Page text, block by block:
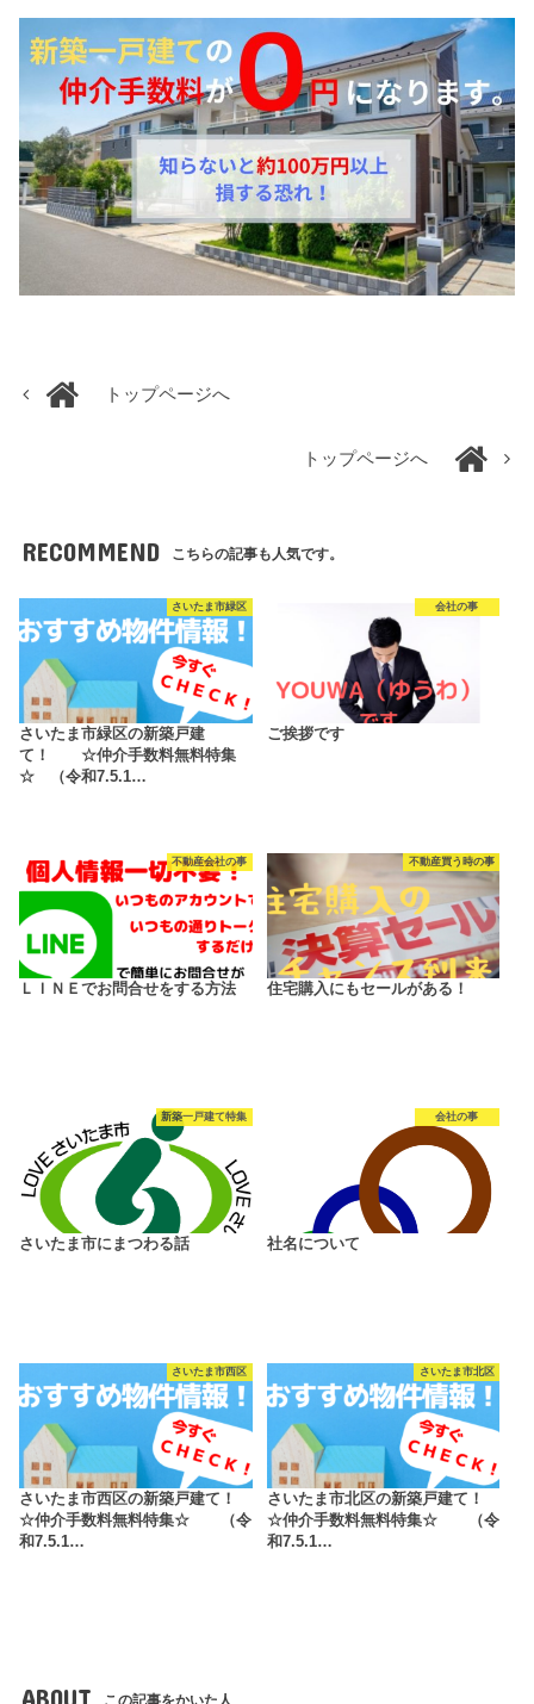
トップページへ
トップページへ
RECOMMEND こちらの記事も人気です。
さいたま市緑区
さいたま市緑区の新築戸建
て！ ☆仲介手数料無料特集
☆ （令和7.5.1…
会社の事
ご挨拶です
不動産会社の事
ＬＩＮＥでお問合せをする方法
不動産買う時の事
住宅購入にもセールがある！
新築一戸建て特集
さいたま市にまつわる話
会社の事
社名について
さいたま市西区
さいたま市西区の新築戸建て！
☆仲介手数料無料特集☆ （令
和7.5.1…
さいたま市北区
さいたま市北区の新築戸建て！
☆仲介手数料無料特集☆ （令
和7.5.1…
ABOUT